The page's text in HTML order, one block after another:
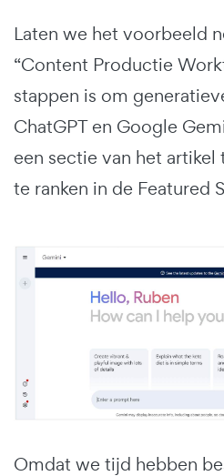
Laten we het voorbeeld
“Content Productie
stappen is om
ChatGPT en Google
een sectie van het
te ranken in de Featured
Omdat we tijd hebben